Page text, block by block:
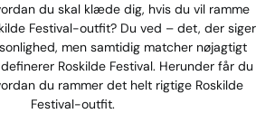
du skal klæde dig, hvis du vil ramme
Festival-outfit? Du ved – det, der siger
men samtidig matcher nøjagtigt
Roskilde Festival. Herunder får du
du rammer det helt rigtige Roskilde
Festival-outfit.